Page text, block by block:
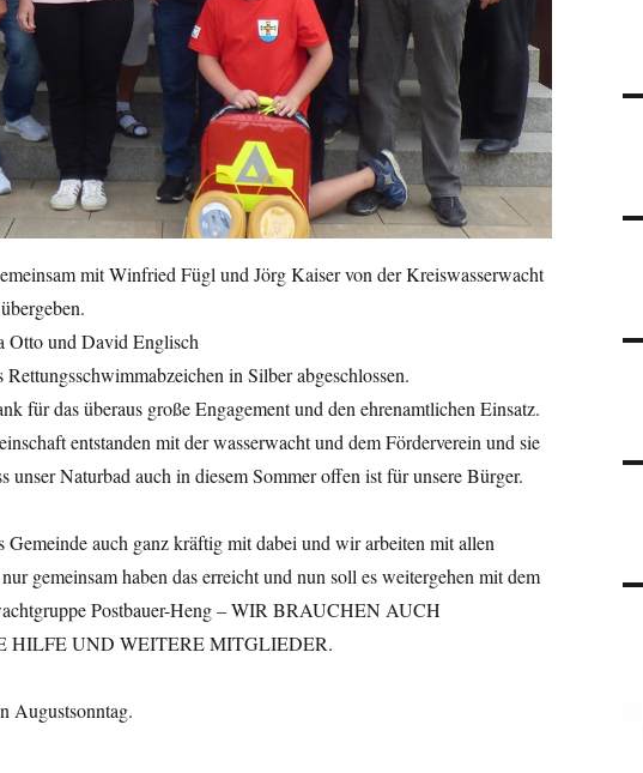
mit Winfried Fügl und Jörg Kaiser von der Kreiswasserwacht
Otto und David Englisch
Rettungsschwimmabzeichen in Silber abgeschlossen.
für das überaus große Engagement und den ehrenamtlichen Einsatz.
entstanden mit der wasserwacht und dem Förderverein und sie
unser Naturbad auch in diesem Sommer offen ist für unsere Bürger.
auch ganz kräftig mit dabei und wir arbeiten mit allen
gemeinsam haben das erreicht und nun soll es weitergehen mit dem
Postbauer-Heng – WIR BRAUCHEN AUCH
HILFE UND WEITERE MITGLIEDER.
Augustsonntag.